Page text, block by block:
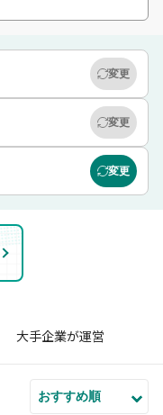
変更
変更
変更
大手企業が運営
おすすめ順